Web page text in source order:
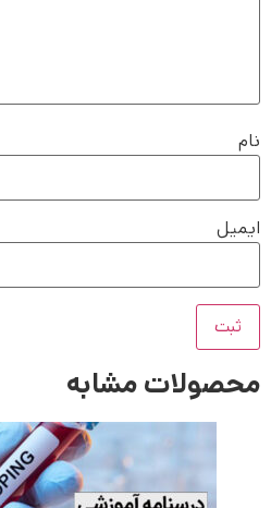
نام
ایمیل
محصولات مشابه